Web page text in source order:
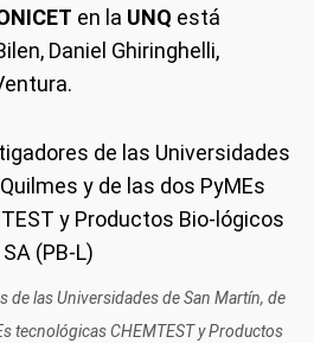
en la UNQ está
Daniel Ghiringhelli,
de las Universidades de San Martín, de
tecnológicas CHEMTEST y Productos